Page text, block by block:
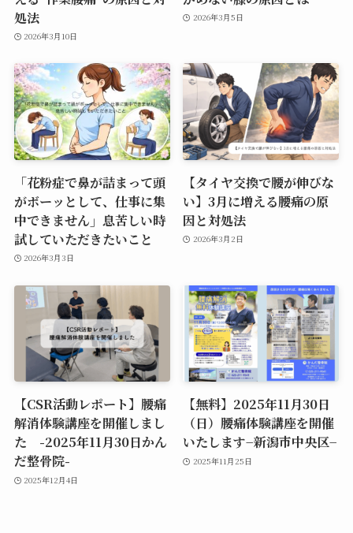
処法
2026年3月10日
2026年3月5日
「花粉症で鼻が詰まって頭
がボーッとして、仕事に集
中できません」息苦しい時
試していただきたいこと
2026年3月3日
【タイヤ交換で腰が伸びな
い】3月に増える腰痛の原
因と対処法
2026年3月2日
【CSR活動レポート】腰痛
解消体験講座を開催しまし
た -2025年11月30日かん
だ整骨院-
2025年12月4日
【無料】2025年11月30日
（日）腰痛体験講座を開催
いたします−新潟市中央区−
2025年11月25日